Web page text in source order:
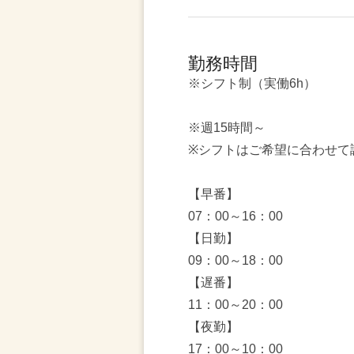
勤務時間
※シフト制（実働6h）
※週15時間～
※シフトはご希望に合わせて
【早番】
07：00～16：00
【日勤】
09：00～18：00
【遅番】
11：00～20：00
【夜勤】
17：00～10：00